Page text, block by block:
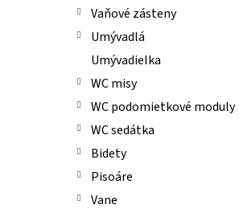
Vaňové zásteny
Umývadlá
Umývadielka
WC misy
WC podomietkové moduly
WC sedátka
Bidety
Pisoáre
Vane